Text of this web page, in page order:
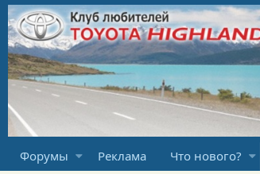
Форумы Реклама Что нового?